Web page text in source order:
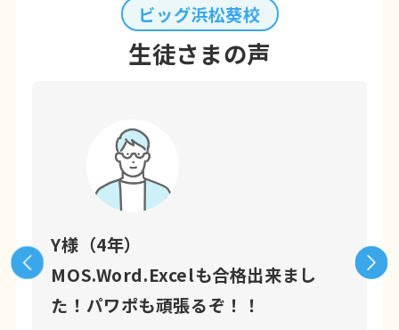
ビッグ浜松葵校
生徒さまの声
Y様（4年）
MOS.Word.Excelも合格出来まし
た！パワポも頑張るぞ！！